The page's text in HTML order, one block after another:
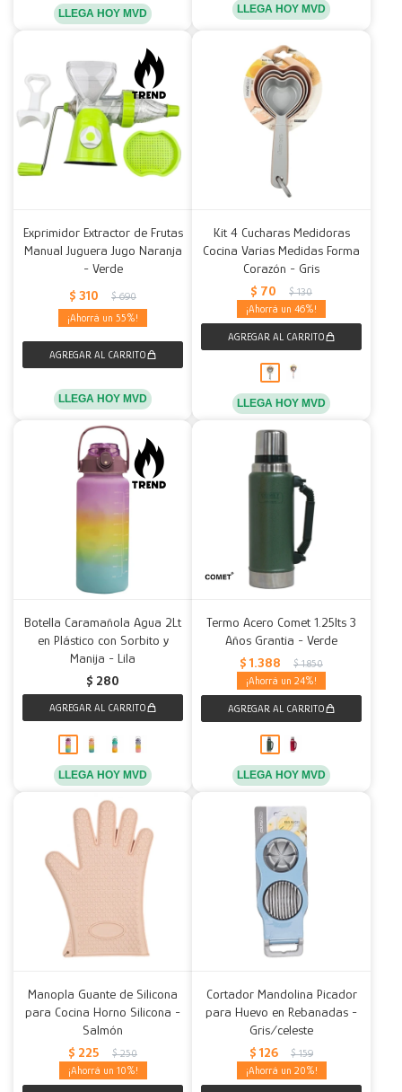
LLEGA HOY MVD LLEGA HOY MVD
Exprimidor Extractor de Frutas
Manual Juguera Jugo Naranja
- Verde
$ 310 $ 690
55
LLEGA HOY MVD
Kit 4 Cucharas Medidoras
Cocina Varias Medidas Forma
Corazón - Gris
$ 70 $ 130
46
LLEGA HOY MVD
Botella Caramañola Agua 2Lt
en Plástico con Sorbito y
Manija - Lila
$ 280
LLEGA HOY MVD
Termo Acero Comet 1.25lts 3
Años Grantia - Verde
$ 1.388 $ 1.850
24
LLEGA HOY MVD
Manopla Guante de Silicona
para Cocina Horno Silicona -
Salmón
$ 225 $ 250
10
Cortador Mandolina Picador
para Huevo en Rebanadas -
Gris/celeste
$ 126 $ 159
20